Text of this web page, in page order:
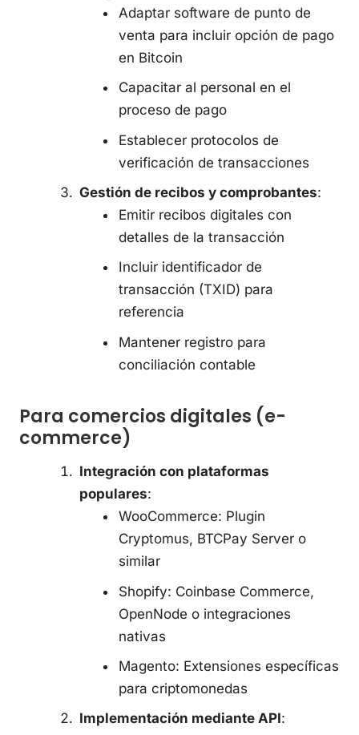
Adaptar software de punto de
venta para incluir opción de pago
en Bitcoin
Capacitar al personal en el
proceso de pago
Establecer protocolos de
verificación de transacciones
Gestión de recibos y comprobantes:
Emitir recibos digitales con
detalles de la transacción
Incluir identificador de
transacción (TXID) para
referencia
Mantener registro para
conciliación contable
Para comercios digitales (e-
commerce)
Integración con plataformas
populares:
WooCommerce: Plugin
Cryptomus, BTCPay Server o
similar
Shopify: Coinbase Commerce,
OpenNode o integraciones
nativas
Magento: Extensiones específicas
para criptomonedas
Implementación mediante API: